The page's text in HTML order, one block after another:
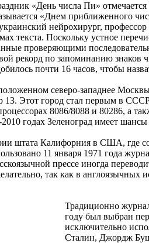
«День числа Пи» отмечается
«Днем приближенного
нейрохирург,
текста. Поскольку устное
проверяющими
рекорд по запоминанию знаков
почти 16 часов, чтобы
северо-западнее
13. Этот город стал первым в
8086/8088 и 80286, а
годах Зеленоград имеет
штата Калифорния в США, где
11 января 1971 года
прессе иногда
так как в
Традиционно
году был выбран
исключительно
Сталин, Джордж